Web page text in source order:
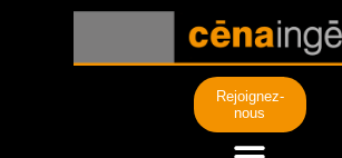
Rejoignez-
nous